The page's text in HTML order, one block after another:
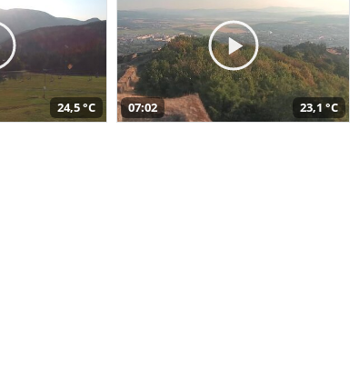
24,5 °C 07:02 23,1 °C